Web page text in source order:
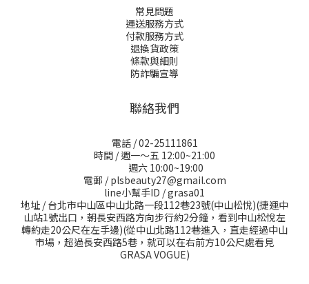
常見問題
運送服務方式
付款服務方式
退換貨政策
條款與細則
防詐騙宣導
聯絡我們
電話 / 02-25111861
時間 / 週一～五 12:00~21:00
週六 10:00~19:00
電郵 / plsbeauty27@gmail.com
line小幫手ID / grasa01
地址 / 台北市中山區中山北路一段112巷23號(中山松悅)(捷運中
山站1號出口，朝長安西路方向步行約2分鐘，看到中山松悅左
轉約走20公尺在左手邊)(從中山北路112巷進入，直走經過中山
市場，超過長安西路5巷，就可以在右前方10公尺處看見
GRASA VOGUE)